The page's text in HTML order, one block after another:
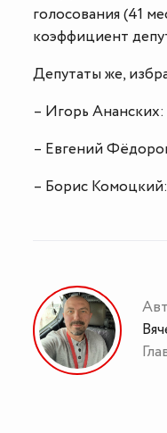
голосования (41
коэффициент
Депутаты же,
– Игорь
– Евгений
– Борис